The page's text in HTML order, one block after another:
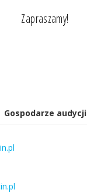
Zapraszamy!
Gospodarze audycji